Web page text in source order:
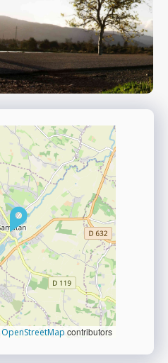
OpenStreetMap contributors